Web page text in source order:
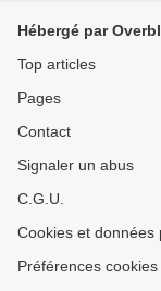
Hébergé par
Top articles
Pages
Contact
Signaler un abus
C.G.U.
Cookies et données
Préférences cookies